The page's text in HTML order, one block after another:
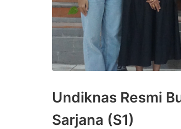
Undiknas Resmi
Sarjana (S1)